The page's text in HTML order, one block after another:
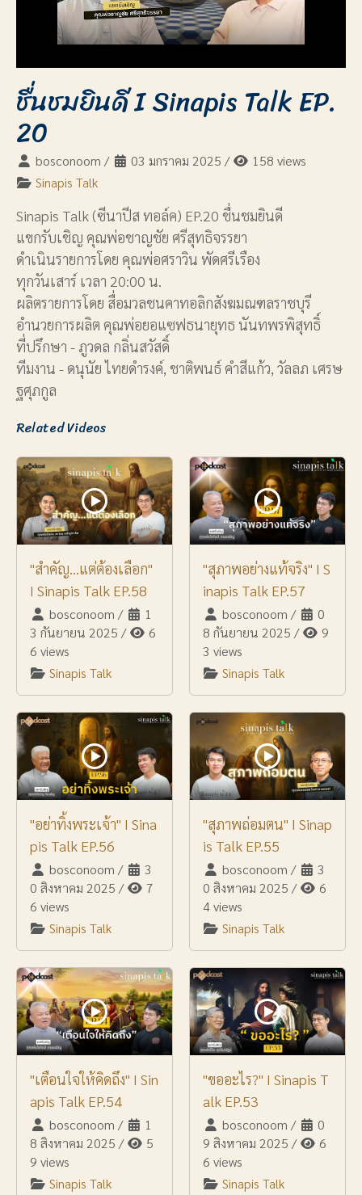
ชื่นชมยินดี I Sinapis Talk EP.
20
bosconoom / 03 มกราคม 2025 /
158 views
Sinapis Talk
Sinapis Talk (ซีนาปีส ทอล์ค) EP.20 ชื่นชมยินดี
แขกรับเชิญ คุณพ่อชาญชัย ศรีสุทธิจรรยา
ดำเนินรายการโดย คุณพ่อศราวิน พัดศรีเรือง
ทุกวันเสาร์ เวลา 20:00 น.
ผลิตรายการโดย สื่อมวลชนคาทอลิกสังฆมณฑลราชบุรี
อำนวยการผลิต คุณพ่อยอแซฟธนายุทธ นันทพรพิสุทธิ์
ที่ปรึกษา - ภูวดล กลิ่นสวัสดิ์
ทีมงาน - ดนุนัย ไทยดำรงค์, ชาติพนธ์ คำสีแก้ว, วัลลภ เศรษ
ฐศุภกูล
Related Videos
"สำคัญ...แต่ต้องเลือก"
I Sinapis Talk EP.58
bosconoom /
1
3 กันยายน 2025 /
6
6 views
Sinapis Talk
"สุภาพอย่างแท้จริง" I S
inapis Talk EP.57
bosconoom /
0
8 กันยายน 2025 /
9
3 views
Sinapis Talk
"อย่าทิ้งพระเจ้า" I Sina
pis Talk EP.56
bosconoom /
3
0 สิงหาคม 2025 /
7
6 views
Sinapis Talk
"สุภาพถ่อมตน" I Sinap
is Talk EP.55
bosconoom /
3
0 สิงหาคม 2025 /
6
4 views
Sinapis Talk
"เตือนใจให้คิดถึง" I Sin
apis Talk EP.54
bosconoom /
1
8 สิงหาคม 2025 /
5
9 views
Sinapis Talk
"ขออะไร?" I Sinapis T
alk EP.53
bosconoom /
0
9 สิงหาคม 2025 /
6
6 views
Sinapis Talk